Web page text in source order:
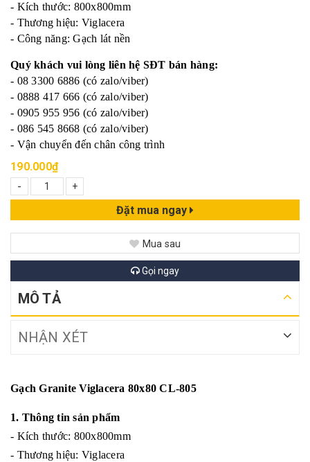
- Kích thước: 800x800mm
- Thương hiệu: Viglacera
- Công năng: Gạch lát nền
Quý khách vui lòng liên hệ SĐT bán hàng:
- 08 3300 6886 (có zalo/viber)
- 0888 417 666 (có zalo/viber)
- 0905 955 956 (có zalo/viber)
- 086 545 8668 (có zalo/viber)
- Vận chuyển đến chân công trình
190.000₫
-
+
Đặt mua ngay
Mua sau
Gọi ngay
MÔ TẢ
NHẬN XÉT
Gạch Granite Viglacera 80x80 CL-805
1. Thông tin sản phẩm
- Kích thước: 800x800mm
- Thương hiệu: Viglacera